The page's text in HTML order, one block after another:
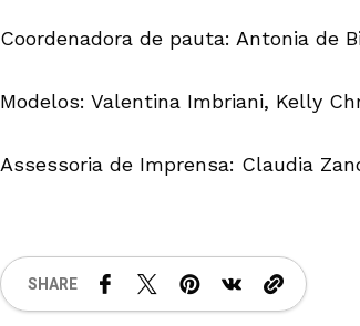
Coordenadora de pauta: Antonia de
Modelos: Valentina Imbriani, Kelly
Assessoria de Imprensa: Claudia
SHARE